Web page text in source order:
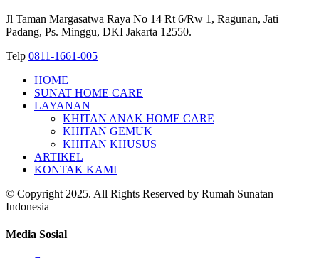
Jl Taman Margasatwa Raya No 14 Rt 6/Rw 1, Ragunan, Jati
Padang, Ps. Minggu, DKI Jakarta 12550.
Telp 0811-1661-005
HOME
SUNAT HOME CARE
LAYANAN
KHITAN ANAK HOME CARE
KHITAN GEMUK
KHITAN KHUSUS
ARTIKEL
KONTAK KAMI
© Copyright 2025. All Rights Reserved by Rumah Sunatan
Indonesia
Media Sosial